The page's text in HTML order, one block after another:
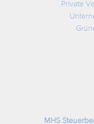
Private
MHS